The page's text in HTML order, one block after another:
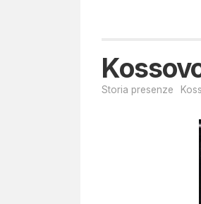
Storia presenze